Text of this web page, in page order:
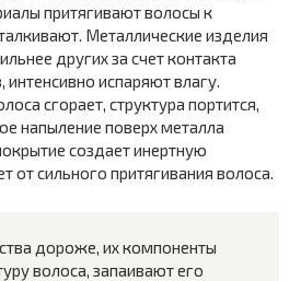
притягивают волосы к
Металлические изделия
других за счет контакта
испаряют влагу.
сгорает, структура портится,
напыление поверх металла
создает инертную
от сильного притягивания волоса.
дороже, их компоненты
волоса, запаивают его